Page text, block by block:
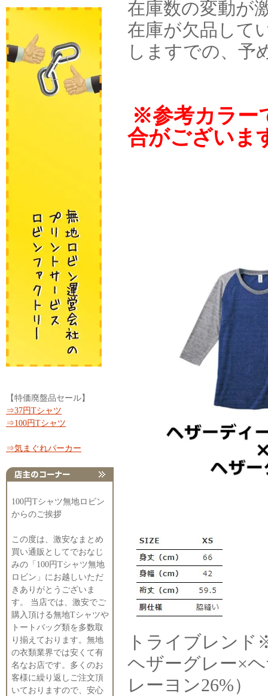
【特価廃盤品セール】
⇒37円Tシャツ
⇒100円Tシャツ
⇒気まぐれパーカー
100円Tシャツ無地ロビン
からのご挨拶
この度は、激安なまとめ
買い通販としてでおなじ
みの「100円Tシャツ無地
ロビン」にお越しいただ
きありがとうございま
す。 当店では、激安でご
購入頂ける無地Tシャツや
トートバッグ類を多数取
り揃えております。無地
の衣類業界では安くて有
名なお店です。多くのお
客様に繰り返しご注文頂
いておりますので、安心
在庫数の変動が
在庫が欠品して
しますでの、予
※参考カラー
合がございま
トライブレン
ヘザーグレー×
レーヨン26%）